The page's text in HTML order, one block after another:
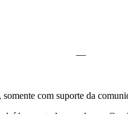
—
com suporte da